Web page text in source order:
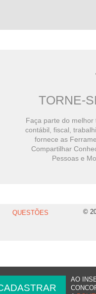
TORNE-
Faça parte do
contábil, fiscal,
fornece as
Compartilhar
Pessoas e
QUESTÕES ©
AO